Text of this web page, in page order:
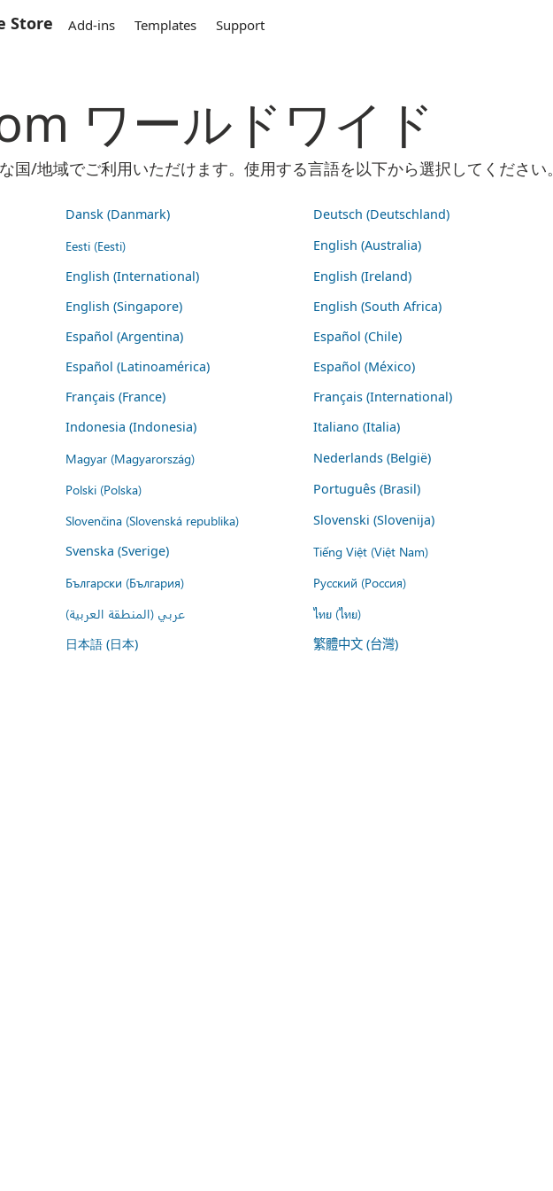
Store Add-ins Templates Support
ワールドワイド
国/地域でご利用いただけます。使用する言語を以下から選択してください。
Dansk (Danmark) Deutsch (Deutschland)
Eesti (Eesti) English (Australia)
English (International) English (Ireland)
English (Singapore) English (South Africa)
Español (Argentina) Español (Chile)
Español (Latinoamérica) Español (México)
Français (France) Français (International)
Indonesia (Indonesia) Italiano (Italia)
Magyar (Magyarország) Nederlands (België)
Polski (Polska) Português (Brasil)
Slovenčina (Slovenská republika) Slovenski (Slovenija)
Svenska (Sverige) Tiếng Việt (Việt Nam)
Български (България) Русский (Россия)
عربي (المنطقة العربية) ไทย (ไทย)
日本語 (日本) 繁體中文 (台灣)